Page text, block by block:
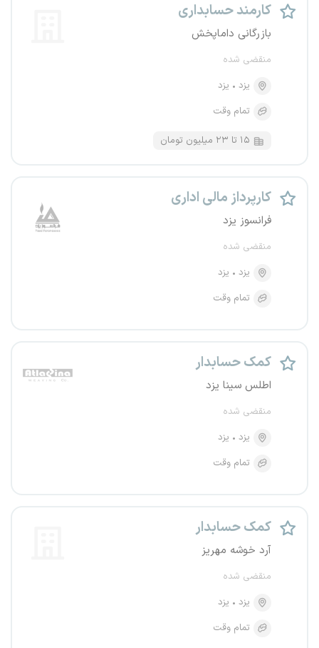
کارمند حسابداری
بازرگانی داماپخش
منقضی شده
یزد
یزد
تمام وقت
۱۵ تا ۲۳ میلیون تومان
کارپرداز مالی اداری
فرانسوز یزد
منقضی شده
یزد
یزد
تمام وقت
کمک حسابدار
اطلس سینا یزد
منقضی شده
یزد
یزد
تمام وقت
کمک حسابدار
آرد خوشه مهریز
منقضی شده
یزد
یزد
تمام وقت